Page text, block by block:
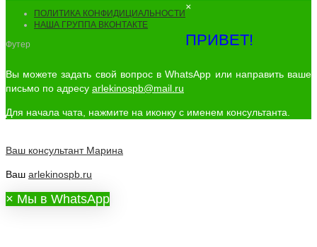
ПОЛИТИКА КОНФИДИЦИАЛЬНОСТИ
НАША ГРУППА ВКОНТАКТЕ
Футер
×
ПРИВЕТ!
Вы можете задать свой вопрос в WhatsApp или направить ваше
письмо по адресу arlekinospb@mail.ru
Для начала чата, нажмите на иконку с именем консультанта.
Ваш консультант Марина
Ваш arlekinospb.ru
× Мы в WhatsApp